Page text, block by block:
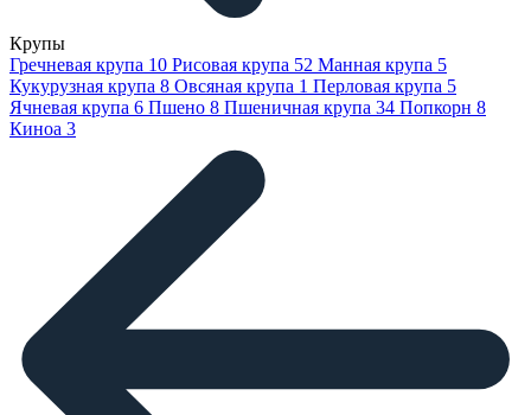
Крупы
Гречневая крупа 10 Рисовая крупа 52 Манная крупа 5
Кукурузная крупа 8 Овсяная крупа 1 Перловая крупа 5
Ячневая крупа 6 Пшено 8 Пшеничная крупа 34 Попкорн 8
Киноа 3